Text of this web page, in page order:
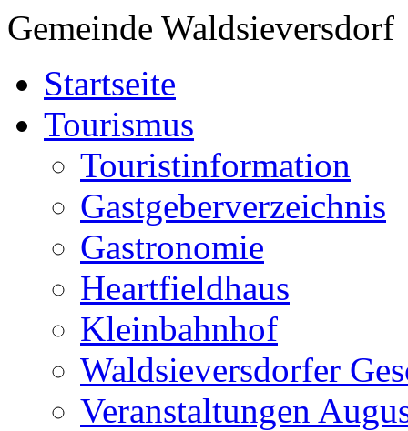
Gemeinde Waldsieversdorf
Startseite
Tourismus
Touristinformation
Gastgeberverzeichnis
Gastronomie
Heartfieldhaus
Kleinbahnhof
Waldsieversdorfer
Veranstaltungen